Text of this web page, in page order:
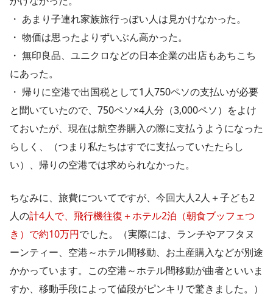
・ あまり子連れ家族旅行っぽい人は見かけなかった。
・ 物価は思ったよりずいぶん高かった。
・ 無印良品、ユニクロなどの日本企業の出店もあちこち
にあった。
・ 帰りに空港で出国税として1人750ペソの支払いが必要
と聞いていたので、750ペソ×4人分（3,000ペソ）をよけ
ておいたが、現在は航空券購入の際に支払うようになった
らしく、（つまり私たちはすでに支払っていたたらし
い）、帰りの空港では求められなかった。
ちなみに、旅費についてですが、今回大人2人＋子ども2
人の計4人で、飛行機往復＋ホテル2泊（朝食ブッフェつ
き）で約10万円でした。（実際には、ランチやアフタヌ
ーンティー、空港～ホテル間移動、お土産購入などが別途
かかっています。この空港～ホテル間移動が曲者といいま
すか、移動手段によって値段がピンキリで驚きました。）